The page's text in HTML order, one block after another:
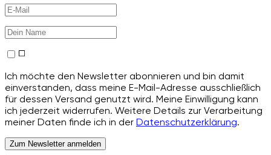
Ich möchte den Newsletter abonnieren und bin damit
einverstanden, dass meine E-Mail-Adresse ausschließlich
für dessen Versand genutzt wird. Meine Einwilligung kann
ich jederzeit widerrufen. Weitere Details zur Verarbeitung
meiner Daten finde ich in der Datenschutzerklärung.
Zum Newsletter anmelden